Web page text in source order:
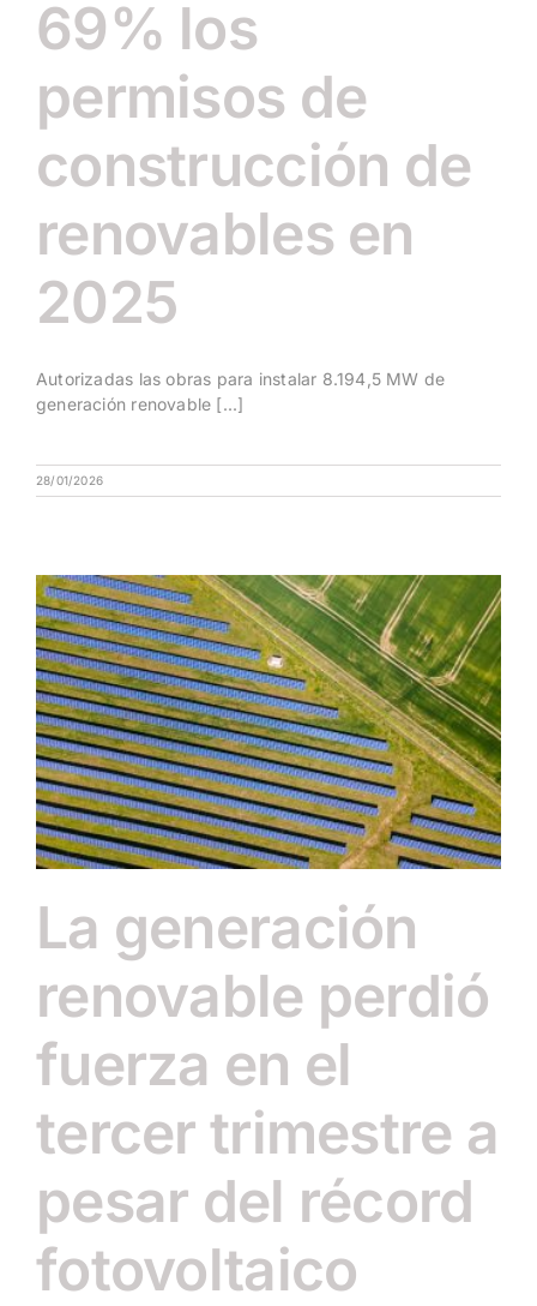
69% los
permisos de
construcción de
renovables en
2025
Autorizadas las obras para instalar 8.194,5 MW de
generación renovable [...]
28/01/2026
La generación
renovable perdió
fuerza en el
tercer trimestre a
pesar del récord
fotovoltaico